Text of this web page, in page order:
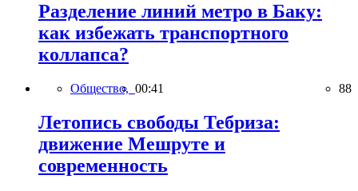
Разделение линий метро в Баку:
как избежать транспортного
коллапса?
Общество, 00:41 88
Летопись свободы Тебриза:
движение Мешруте и
современность